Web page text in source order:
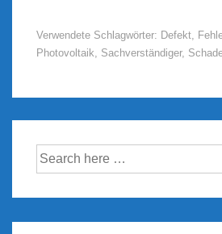
Stecker
Verwendete Schlagwörter: Defekt,
Photovoltaik, Sachverständiger,
Suche
nach: